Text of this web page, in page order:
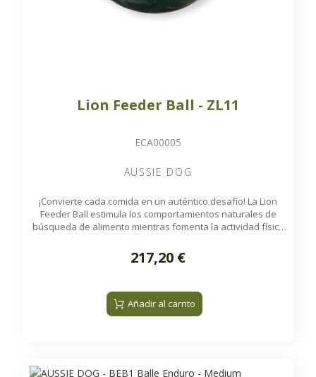
Lion Feeder Ball - ZL11
ECA00005
AUSSIE DOG
¡Convierte cada comida en un auténtico desafío! La Lion
Feeder Ball estimula los comportamientos naturales de
búsqueda de alimento mientras fomenta la actividad física
217,20 €
Añadir al carrito